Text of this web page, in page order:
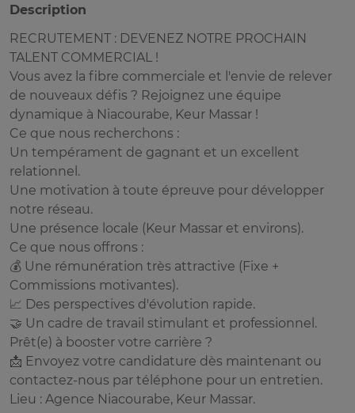
Description
RECRUTEMENT : DEVENEZ NOTRE PROCHAIN
TALENT COMMERCIAL !
Vous avez la fibre commerciale et l'envie de relever
de nouveaux défis ? Rejoignez une équipe
dynamique à Niacourabe, Keur Massar !
Ce que nous recherchons :
Un tempérament de gagnant et un excellent
relationnel.
Une motivation à toute épreuve pour développer
notre réseau.
Une présence locale (Keur Massar et environs).
Ce que nous offrons :
💰 Une rémunération très attractive (Fixe +
Commissions motivantes).
📈 Des perspectives d'évolution rapide.
🤝 Un cadre de travail stimulant et professionnel.
Prêt(e) à booster votre carrière ?
📩 Envoyez votre candidature dès maintenant ou
contactez-nous par téléphone pour un entretien.
Lieu : Agence Niacourabe, Keur Massar.